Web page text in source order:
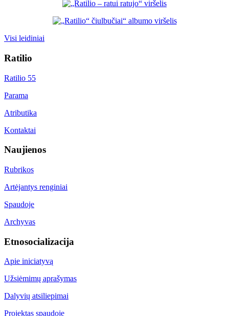
Visi leidiniai
Ratilio
Ratilio 55
Parama
Atributika
Kontaktai
Naujienos
Rubrikos
Artėjantys renginiai
Spaudoje
Archyvas
Etnosocializacija
Apie iniciatyvą
Užsiėmimų aprašymas
Dalyvių atsiliepimai
Projektas spaudoje